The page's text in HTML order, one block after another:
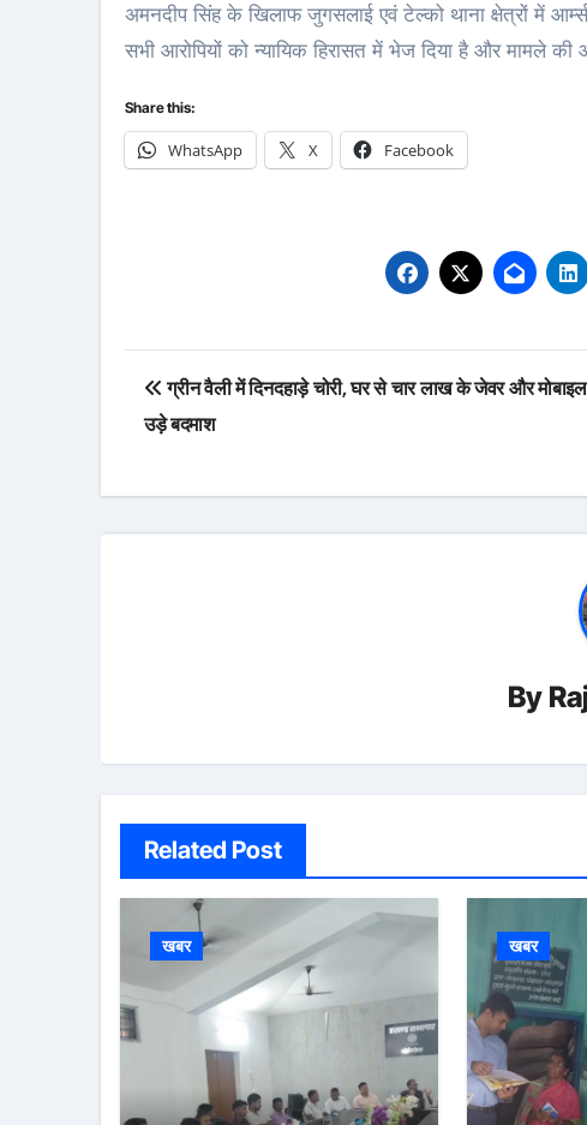
अमनदीप सिंह के खिलाफ जुगसलाई एवं टेल्को थाना क्षेत्रों में
सभी आरोपियों को न्यायिक हिरासत में भेज दिया है और मामले
Share this:
WhatsApp X Facebook
Post
navigation
ग्रीन वैली में दिनदहाड़े चोरी, घर से चार लाख के जेवर और
उड़े बदमाश
By
Related Post
खबर खबर